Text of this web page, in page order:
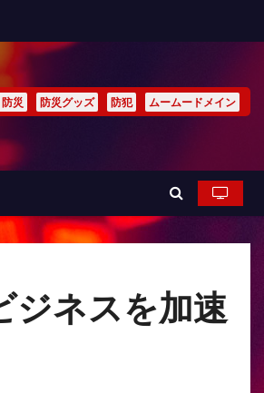
防災 防災グッズ 防犯 ムームードメイン
ジネスを加速